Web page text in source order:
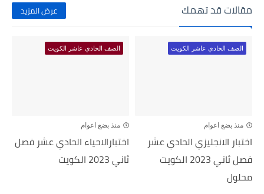
مقالات قد تهمك عرض المزيد
الصف الحادي عاشر الكويت
منذ بضع اعوام
اختبار الانجليزي الحادي عشر
فصل ثاني 2023 الكويت
محلول
الصف الحادي عاشر الكويت
منذ بضع اعوام
اختبارالاحياء الحادي عشر فصل
ثاني 2023 الكويت